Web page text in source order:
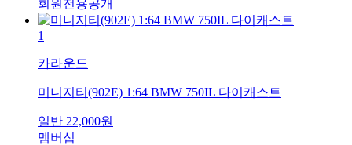
회원전용공개
1
카라운드
미니지티(902E) 1:64 BMW 750IL 다이캐스트
일반 22,000원
멤버십